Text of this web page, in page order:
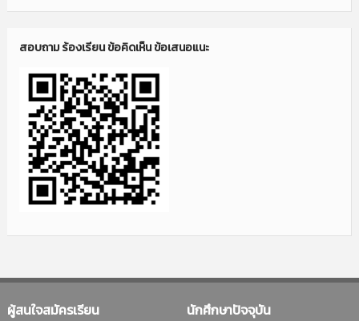
สอบถาม ร้องเรียน ข้อคิดเห็น ข้อเสนอแนะ
ผู้สนใจสมัครเรียน นักศึกษาปัจจุบัน